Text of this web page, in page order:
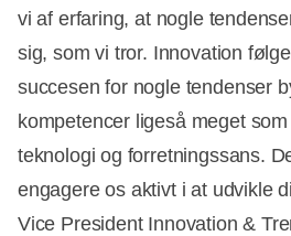
vi af erfaring, at nogle
sig, som vi tror. Innovation
succesen for nogle tendenser
kompetencer ligeså meget
teknologi og forretningssans.
engagere os aktivt i at udvikle
Vice President Innovation &